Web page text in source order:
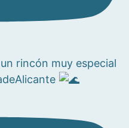
un rincón muy especial